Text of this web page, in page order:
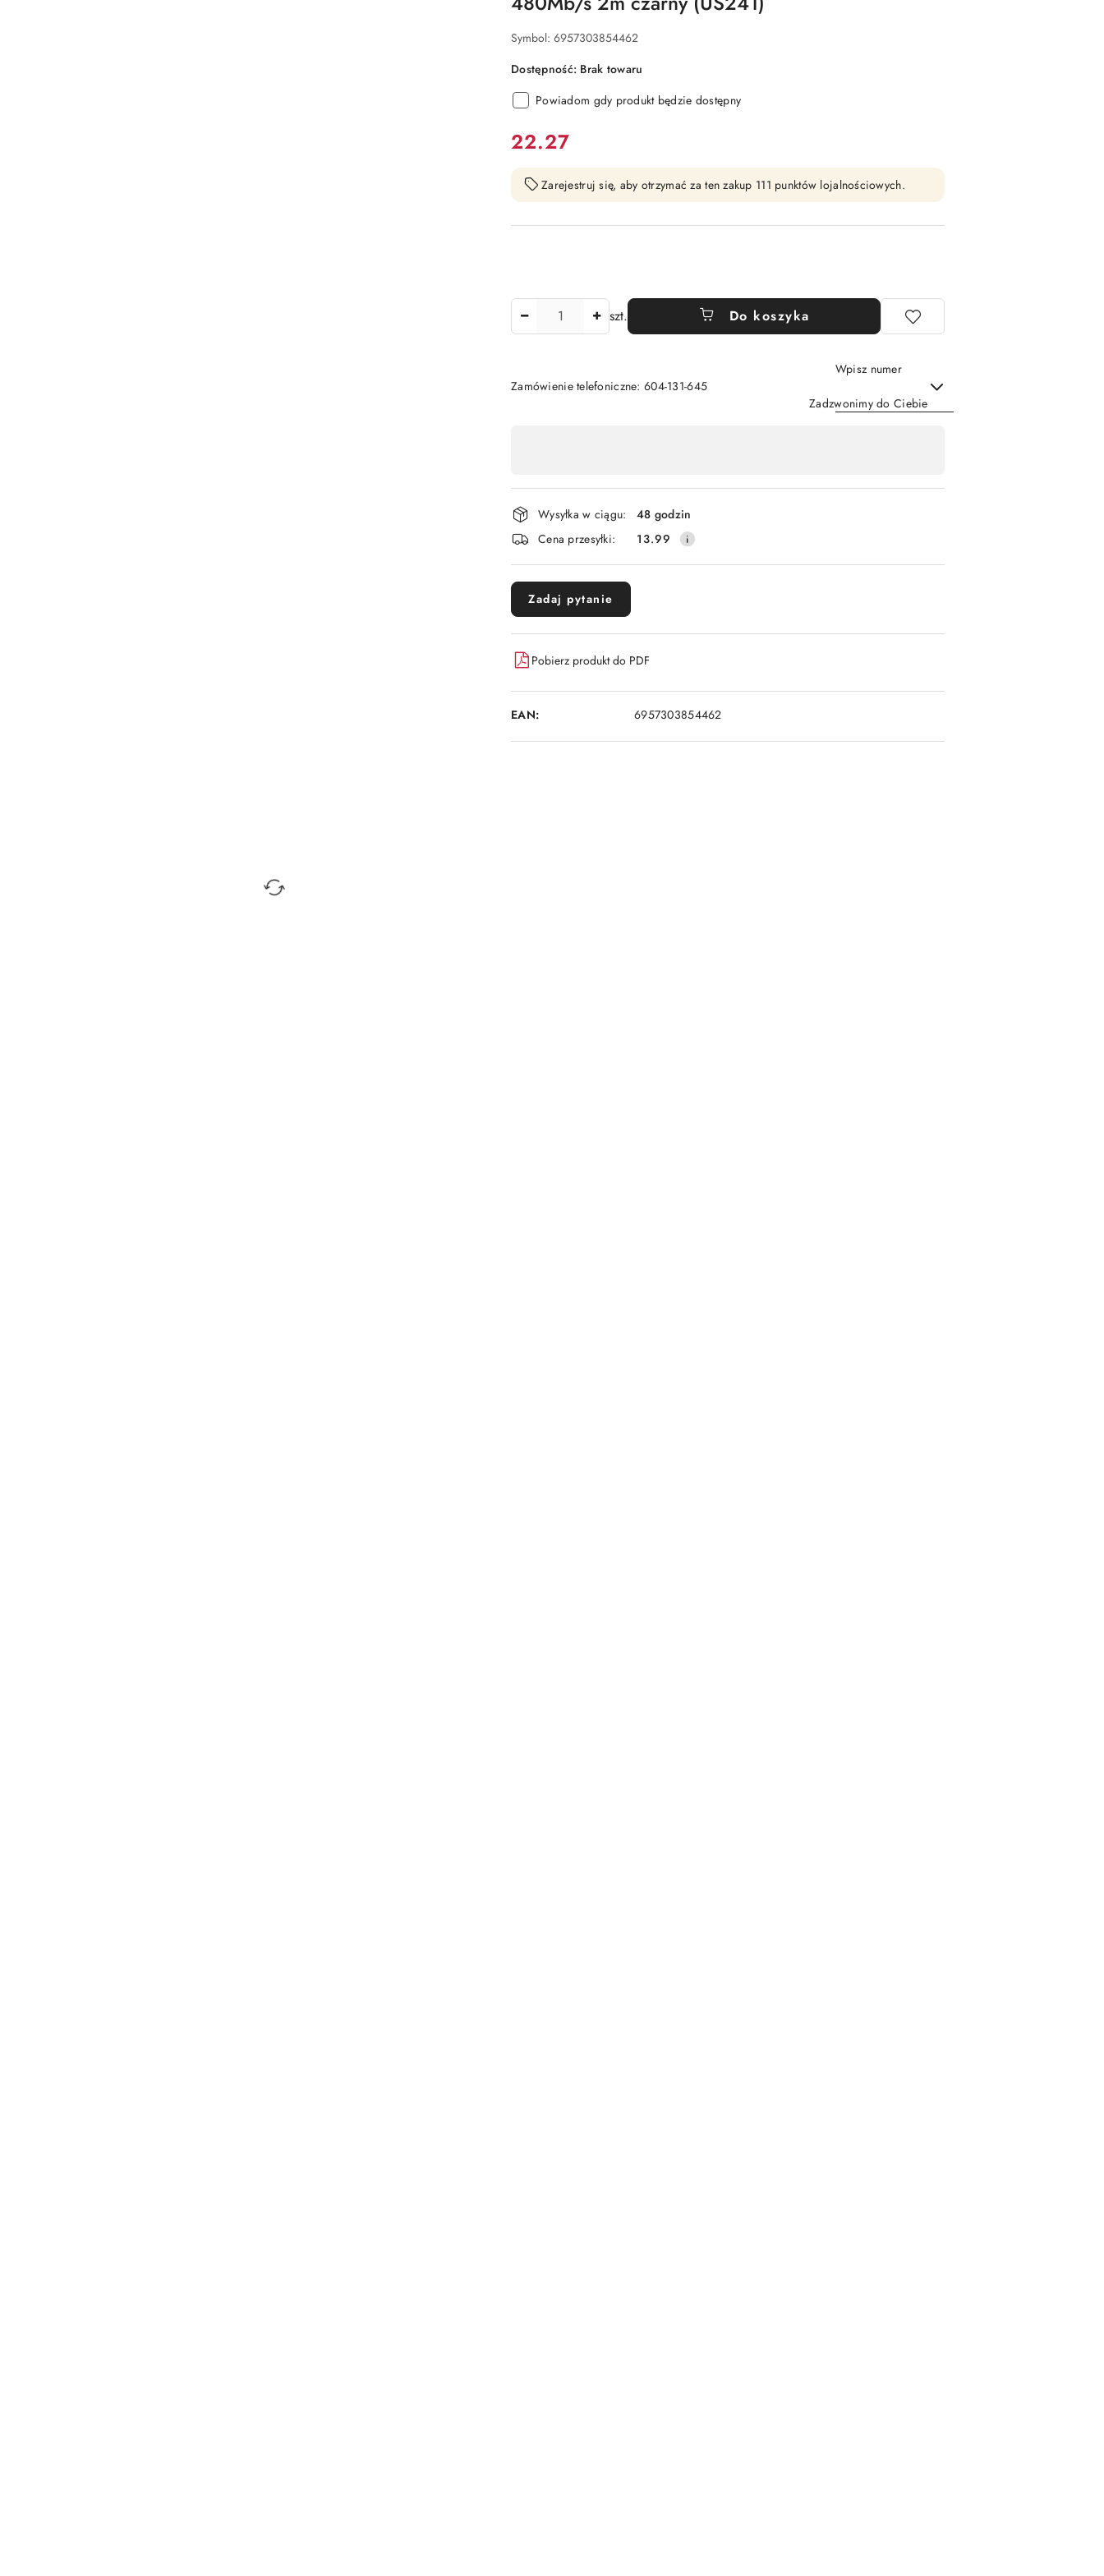
Symbol: 6957303854462
Dostępność: Brak towaru
Powiadom gdy produkt będzie dostępny
cena:
22.27
Zarejestruj się, aby otrzymać za ten zakup 111 punktów lojalnościowych.
szt. Do koszyka
Zamówienie telefoniczne: 604-131-645
Wpisz numer
Zadzwonimy do Ciebie
płatność
i
dostawa
Wysyłka w ciągu:
48 godzin
Cena przesyłki:
13.99
Zadaj pytanie
Pobierz produkt do PDF
EAN: 6957303854462